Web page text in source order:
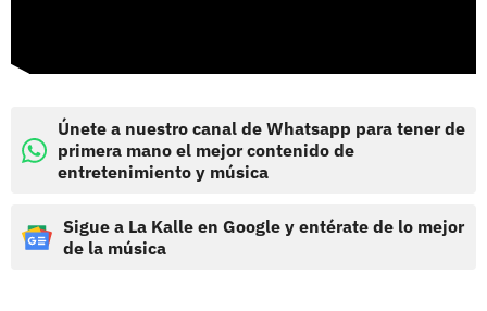
Únete a nuestro canal de Whatsapp para tener de
primera mano el mejor contenido de
entretenimiento y música
Sigue a La Kalle en Google y entérate de lo mejor
de la música